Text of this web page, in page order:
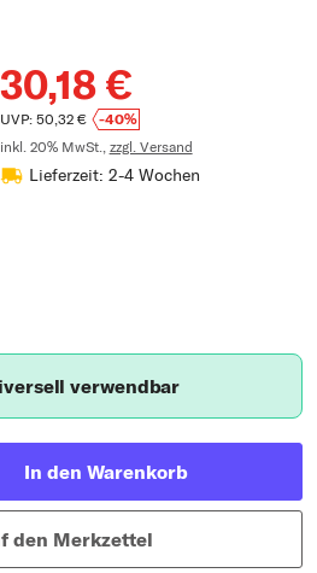
30,18 €
UVP: 50,32 €
-40%
inkl. 20% MwSt., zzgl. Versand
Lieferzeit: 2-4 Wochen
verwendbar
In den Warenkorb
den Merkzettel